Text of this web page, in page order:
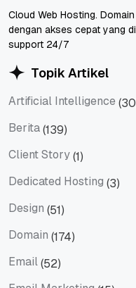
Cloud Web Hosting.
dengan akses cepat yang
support 24/7
Topik Artikel
Artificial Intelligence
Berita(139)
Client Story(1)
Dedicated Hosting (3)
Design (51)
Domain (174)
Email(52)